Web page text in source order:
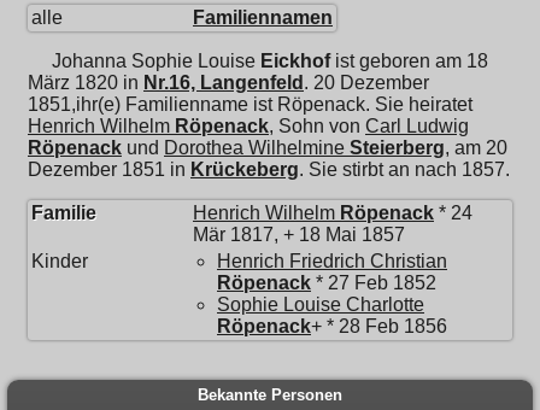
alle Familiennamen
Johanna Sophie Louise Eickhofist geboren am 18
März 1820 in Nr.16, Langenfeld . 20 Dezember
1851,ihr(e) Familienname ist Röpenack. Sie heiratet
Henrich Wilhelm Röpenack, Sohn von Carl Ludwig
Röpenack und Dorothea Wilhelmine Steierberg, am 20
Dezember 1851 in Krückeberg. Sie stirbt an nach 1857.
Familie Henrich Wilhelm Röpenack * 24
Mär 1817, + 18 Mai 1857
Kinder
Henrich Friedrich Christian
Röpenack * 27 Feb 1852
Sophie Louise Charlotte
Röpenack+ * 28 Feb 1856
Bekannte Personen